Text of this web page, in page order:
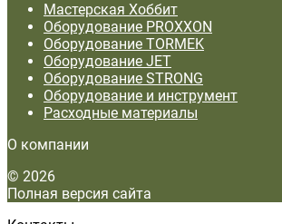
Мастерская Хоббит
Оборудование PROXXON
Оборудование TORMEK
Оборудование JET
Оборудование STRONG
Оборудование и инструмент
Расходные материалы
О компании
© 2026
Полная версия сайта